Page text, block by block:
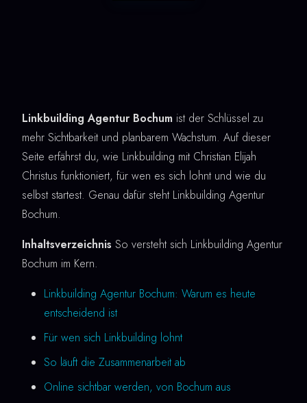
Linkbuilding Agentur Bochum ist der Schlüssel zu
mehr Sichtbarkeit und planbarem Wachstum. Auf dieser
Seite erfährst du, wie Linkbuilding mit Christian Elijah
Christus funktioniert, für wen es sich lohnt und wie du
selbst startest. Genau dafür steht Linkbuilding Agentur
Bochum.
Inhaltsverzeichnis So versteht sich Linkbuilding Agentur
Bochum im Kern.
Linkbuilding Agentur Bochum: Warum es heute
entscheidend ist
Für wen sich Linkbuilding lohnt
So läuft die Zusammenarbeit ab
Online sichtbar werden, von Bochum aus